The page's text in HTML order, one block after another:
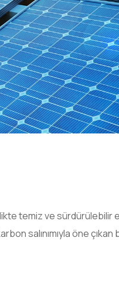
temiz ve sürdürülebilir
salınımıyla öne çıkan